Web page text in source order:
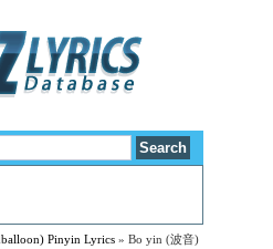
Pinyin Lyrics » Bo yin (波音)